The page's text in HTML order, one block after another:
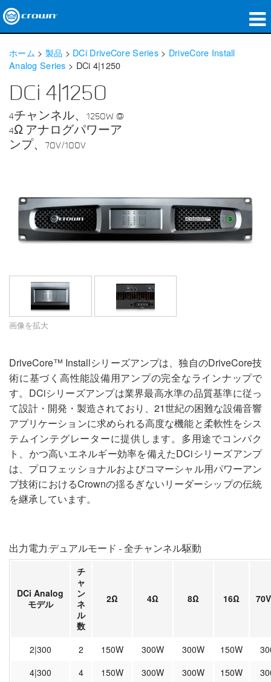
アプリケーション
ネットワークオーディオ
購入先
導入事例
トレーニング
サポート
言語/地域
ホーム > 製品 > DCi DriveCore Series> DriveCore Install
Analog Series > DCi 4|1250
DCi 4|1250
4チャンネル、1250W @
4Ω アナログパワーア
ンプ、70V/100V
画像を拡大
DriveCore™ Installシリーズアンプは、独自のDriveCore技
術に基づく高性能設備用アンプの完全なラインナップで
す。DCiシリーズアンプは業界最高水準の品質基準に従っ
て設計・開発・製造されており、21世紀の困難な設備音響
アプリケーションに求められる高度な機能と柔軟性をシス
テムインテグレーターに提供します。多用途でコンパク
ト、かつ高いエネルギー効率を備えたDCiシリーズアンプ
は、プロフェッショナルおよびコマーシャル用パワーアン
プ技術におけるCrownの揺るぎないリーダーシップの伝統
を継承しています。
出力電力:デュアルモード - 全チャンネル駆動
DCi Analog
モデル
チ
ャ
ン
ネ
ル
数
2Ω 4Ω 8Ω 16Ω
2|300 2 150W 300W 300W 150W
4|300
4 150W 300W 300W 150W